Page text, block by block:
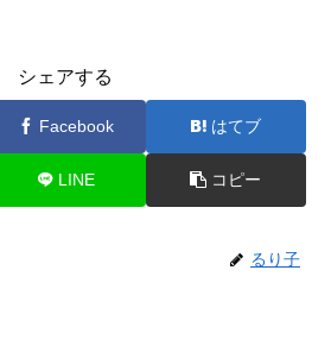
シェアする
Facebook はてブ
LINE コピー
るり子